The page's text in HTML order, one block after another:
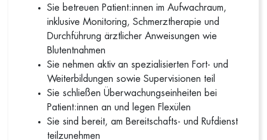
Sie betreuen Patient:innen im Aufwachraum,
inklusive Monitoring, Schmerztherapie und
Durchführung ärztlicher Anweisungen wie
Blutentnahmen
Sie nehmen aktiv an spezialisierten Fort- und
Weiterbildungen sowie Supervisionen teil
Sie schließen Überwachungseinheiten bei
Patient:innen an und legen Flexülen
Sie sind bereit, am Bereitschafts- und Rufdienst
teilzunehmen